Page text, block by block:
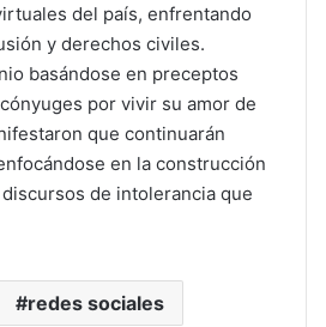
del país, enfrentando
y derechos civiles.
basándose en preceptos
por vivir su amor de
que continuarán
en la construcción
de intolerancia que
redes sociales